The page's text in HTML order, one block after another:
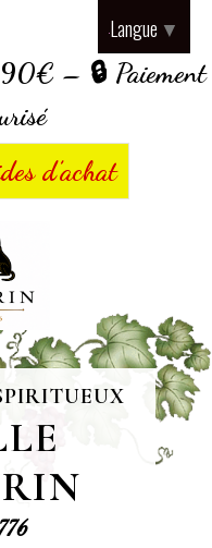
– 🔒 Paiement
d’achat
Langue ▼